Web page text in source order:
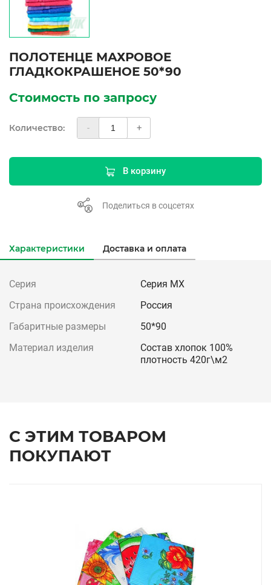
ПОЛОТЕНЦЕ МАХРОВОЕ
ГЛАДКОКРАШЕНОЕ 50*90
Стоимость по запросу
Количество: - +
В корзину
Поделиться в соцсетях
Характеристики Доставка и оплата
Серия
Серия МХ
Страна происхождения
Россия
Габаритные размеры
50*90
Материал изделия
Состав хлопок 100%
плотность 420г\м2
С ЭТИМ ТОВАРОМ
ПОКУПАЮТ